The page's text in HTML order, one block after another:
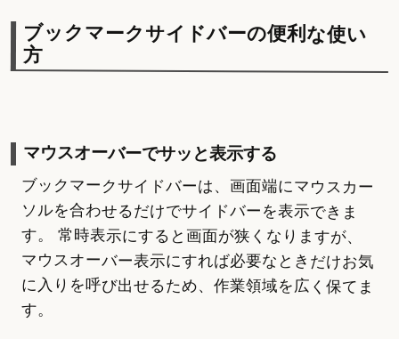
ブックマークサイドバーの便利な使い
方
マウスオーバーでサッと表示する
ブックマークサイドバーは、画面端にマウスカー
ソルを合わせるだけでサイドバーを表示できま
す。 常時表示にすると画面が狭くなりますが、
マウスオーバー表示にすれば必要なときだけお気
に入りを呼び出せるため、作業領域を広く保てま
す。